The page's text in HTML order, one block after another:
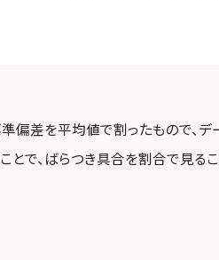
偏差を平均値で割ったもので、
とで、ばらつき具合を割合で見るこ